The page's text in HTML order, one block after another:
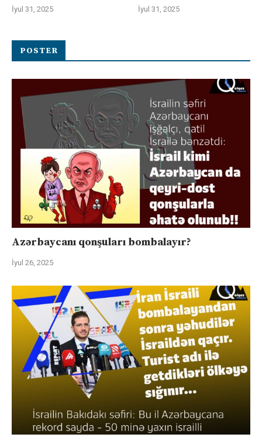
İyul 31, 2025 İyul 31, 2025
POSTER
Azərbaycanı qonşuları bombalayır?
İyul 26, 2025